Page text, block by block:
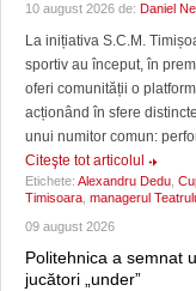
10 august 2026 de: Daniel
La inițiativa S.C.M.
sportiv au început, în
oferi comunității o
acționând în sfere
unui numitor comun:
Citeşte tot articolul
Etichete: Alexandru Dedu
Timisoara managerul
09 august 2026
Politehnica a semnat
jucători „under”